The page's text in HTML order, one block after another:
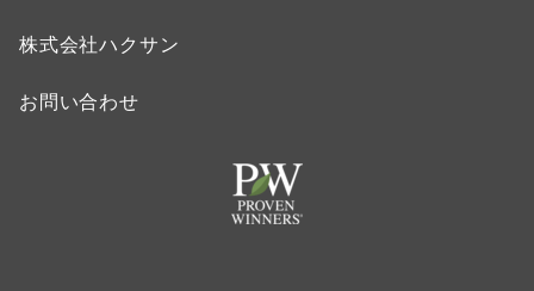
株式会社ハクサン
お問い合わせ